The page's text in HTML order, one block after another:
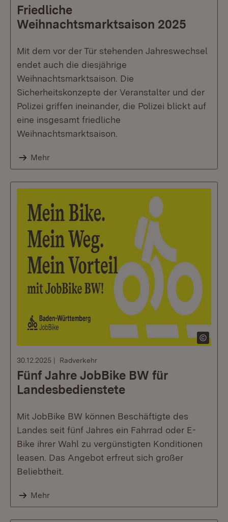
Friedliche
Weihnachtsmarktsaison 2025
Mit dem vor der Tür stehenden Jahreswechsel
endet auch die diesjährige
Weihnachtsmarktsaison. Die
Sicherheitskonzepte der Veranstalter und der
Polizei griffen ineinander, die Polizei blickt auf
eine insgesamt friedliche
Weihnachtsmarktsaison.
Mehr
30.12.2025 Radverkehr
Fünf Jahre JobBike BW für
Landesbedienstete
Mit JobBike BW können Beschäftigte des
Landes seit fünf Jahres ein Fahrrad oder E-
Bike ihrer Wahl zu vergünstigten Konditionen
leasen. Das Angebot erfreut sich großer
Beliebtheit.
Mehr